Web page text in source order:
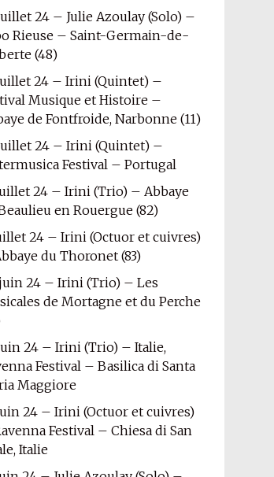
24 – Julie Azoulay (Solo) –
Rieuse – Saint-Germain-de-
(48)
24 – Irini (Quintet) –
Musique et Histoire –
de Fontfroide, Narbonne (11)
24 – Irini (Quintet) –
Festival – Portugal
24 – Irini (Trio) – Abbaye
en Rouergue (82)
24 – Irini (Octuor et cuivres)
du Thoronet (83)
24 – Irini (Trio) – Les
de Mortagne et du Perche
24 – Irini (Trio) – Italie,
Festival – Basilica di Santa
Maggiore
24 – Irini (Octuor et cuivres)
Festival – Chiesa di San
Italie